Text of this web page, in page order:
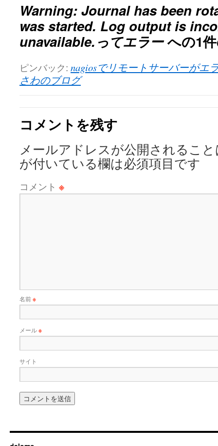
Warning: Journal has been
was started. Log output is
unavailable.ってエラーへの1
ピンバック: nagiosでリモートサーバーがエ
さわのブログ
コメントを残す
メールアドレスが公開されるこ
が付いている欄は必須項目です
コメント ※
名前※
メール※
サイト